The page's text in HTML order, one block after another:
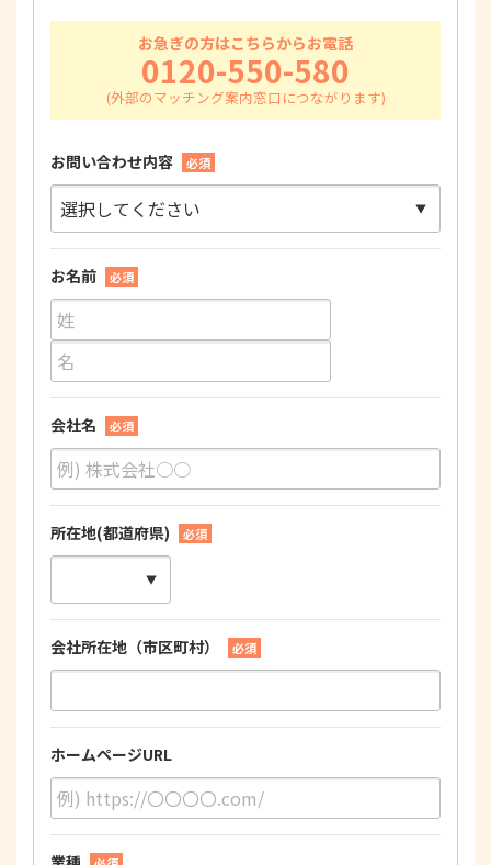
お急ぎの方はこちらからお電話
0120-550-580
お問い合わせ内容 必須
お名前 必須
会社名 必須
所在地(都道府県) 必須
会社所在地（市区町村） 必須
ホームページURL